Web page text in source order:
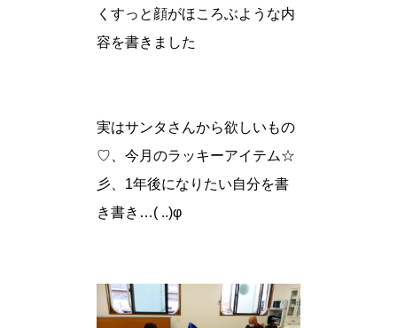
くすっと顔がほころぶような内
容を書きました
実はサンタさんから欲しいもの
♡、今月のラッキーアイテム☆
彡、1年後になりたい自分を書
き書き…( ..)φ